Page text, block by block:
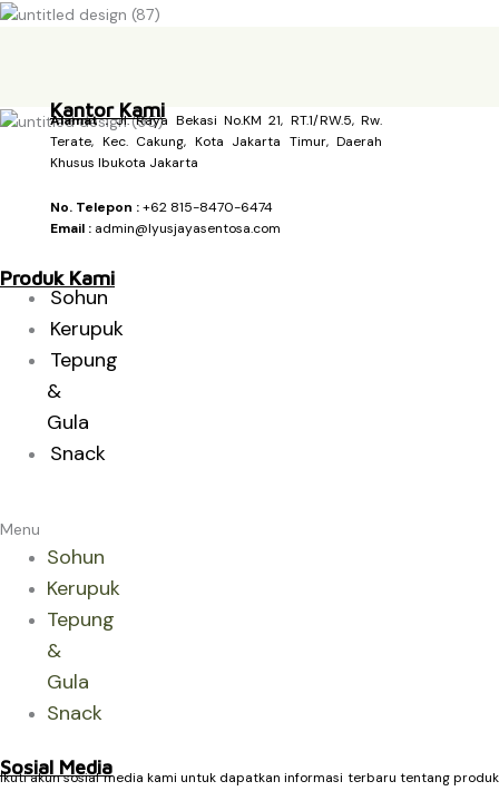
Kantor Kami
Alamat :Jl. Raya Bekasi No.KM 21, RT.1/RW.5, Rw.
Terate, Kec. Cakung, Kota Jakarta Timur, Daerah
Khusus Ibukota Jakarta
No. Telepon :+62 815-8470-6474
Email : admin@lyusjayasentosa.com
Produk Kami
Sohun
Kerupuk
Tepung
&
Gula
Snack
Menu
Sohun
Kerupuk
Tepung
&
Gula
Snack
Sosial Media
Ikuti akun sosial media kami untuk dapatkan informasi terbaru tentang produk